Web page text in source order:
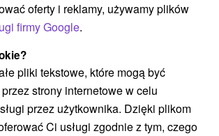
Pobyty z rabatem(148)
(217) Wyjazdy weekendowe
(149)
lub datę
oferty i reklamy, używamy plików
firmy Google.
pliki tekstowe, które mogą być
strony internetowe w celu
przez użytkownika. Dzięki plikom
Ci usługi zgodnie z tym, czego